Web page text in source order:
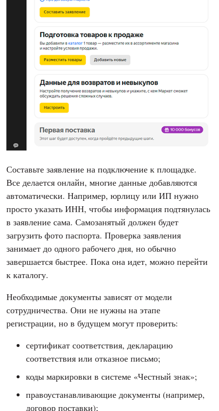
Составьте заявление на подключение к площадке.
Все делается онлайн, многие данные добавляются
автоматически. Например, юрлицу или ИП нужно
просто указать ИНН, чтобы информация подтянулась
в заявление сама. Самозанятый должен будет
загрузить фото паспорта. Проверка заявления
занимает до одного рабочего дня, но обычно
завершается быстрее. Пока она идет, можно перейти
к каталогу.
Необходимые документы зависят от модели
сотрудничества. Они не нужны на этапе
регистрации, но в будущем могут проверить:
сертификат соответствия, декларацию
соответствия или отказное письмо;
коды маркировки в системе «Честный знак»;
правоустанавливающие документы (например,
договор поставки);